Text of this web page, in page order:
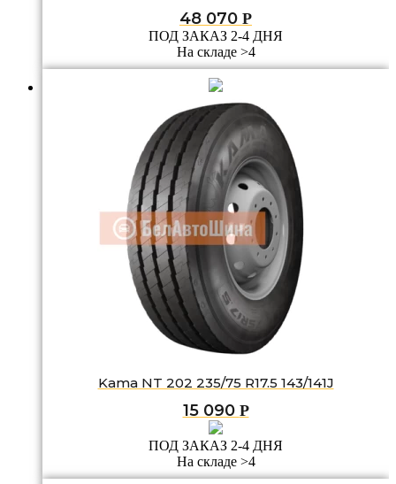
48 070 Р
ПОД ЗАКАЗ 2-4 ДНЯ
На складе >4
Kama NT 202 235/75 R17.5 143/141J
15 090 Р
ПОД ЗАКАЗ 2-4 ДНЯ
На складе >4